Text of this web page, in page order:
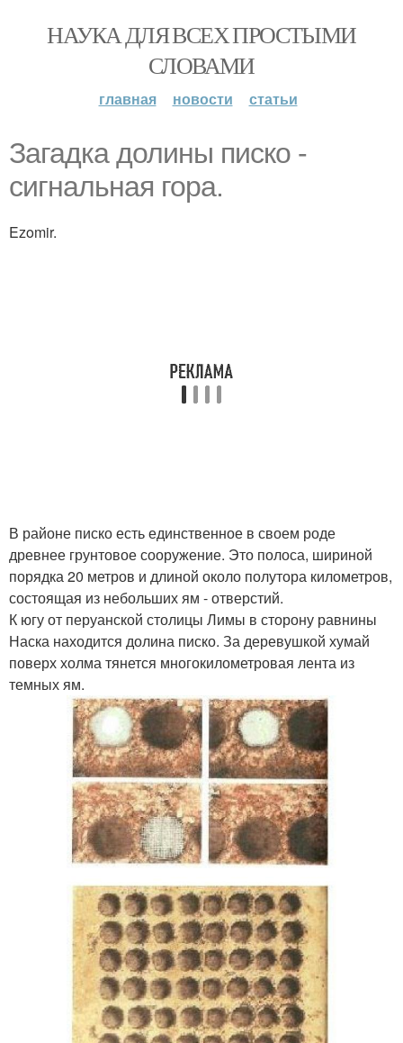
НАУКА ДЛЯ ВСЕХ ПРОСТЫМИ
СЛОВАМИ
главная новости статьи
Загадка долины писко -
сигнальная гора.
Ezomir.
В районе писко есть единственное в своем роде
древнее грунтовое сооружение. Это полоса, шириной
порядка 20 метров и длиной около полутора километров,
состоящая из небольших ям - отверстий.
К югу от перуанской столицы Лимы в сторону равнины
Наска находится долина писко. За деревушкой хумай
поверх холма тянется многокилометровая лента из
темных ям.